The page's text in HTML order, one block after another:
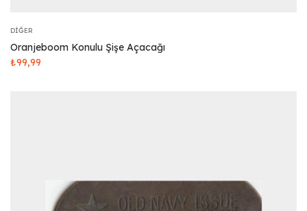
DIĞER
Oranjeboom Konulu Şişe Açacağı
₺99,99